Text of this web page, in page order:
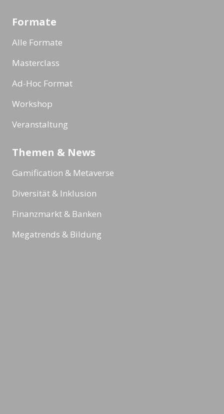
Formate
Alle Formate
Masterclass
Ad-Hoc Format
Workshop
Veranstaltung
Themen & News
Gamification & Metaverse
Diversität & Inklusion
Finanzmarkt & Banken
Megatrends & Bildung